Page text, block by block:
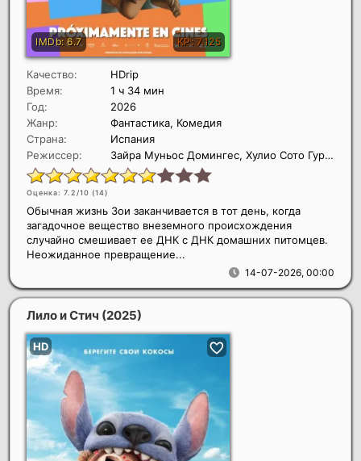
Качество:
HDrip
Время:
1 ч 34 мин
Год:
2026
Жанр:
Фантастика, Комедия
Страна:
Испания
Режиссер:
Зайра Муньос Домингес, Хулио Сото Гурпиде
Оценка: 7.2/10 (14)
14-07-2026, 00:00
Обычная жизнь Зои заканчивается в тот день, когда
загадочное вещество внеземного происхождения
случайно смешивает ее ДНК с ДНК домашних питомцев.
Неожиданное превращение...
Лило и Стич (2025)